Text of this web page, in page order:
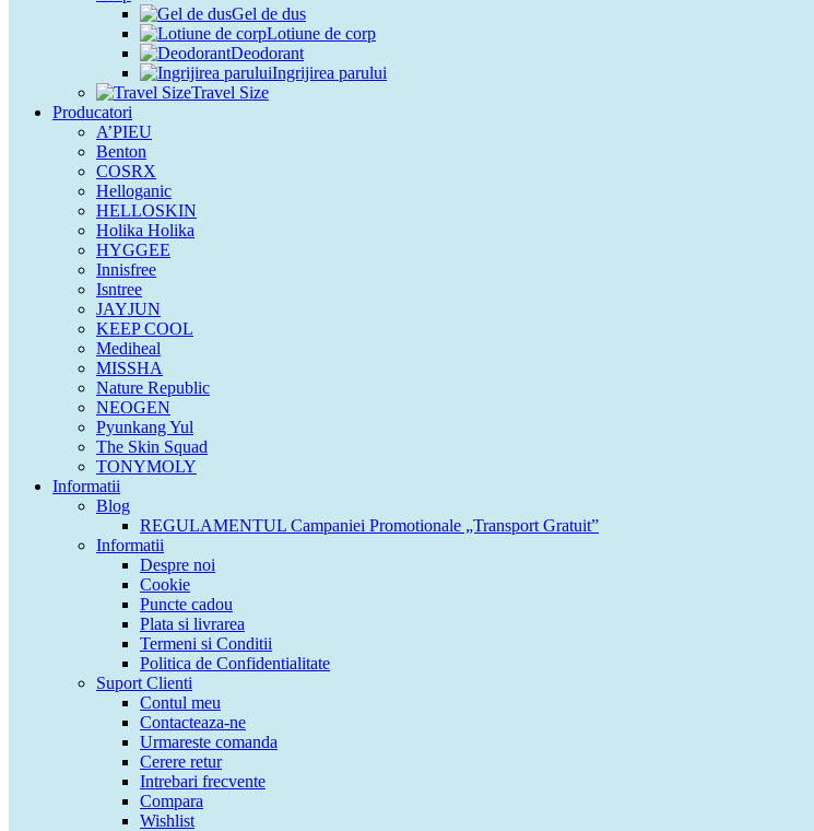
Gel de dus
Lotiune de corp
Deodorant
Ingrijirea parului
Travel Size
Producatori
A’PIEU
Benton
COSRX
Helloganic
HELLOSKIN
Holika Holika
HYGGEE
Innisfree
Isntree
JAYJUN
KEEP COOL
Mediheal
MISSHA
Nature Republic
NEOGEN
Pyunkang Yul
The Skin Squad
TONYMOLY
Informatii
Blog
REGULAMENTUL Campaniei Promotionale „Transport Gratuit”
Informatii
Despre noi
Cookie
Puncte cadou
Plata si livrarea
Termeni si Conditii
Politica de Confidentialitate
Suport Clienti
Contul meu
Contacteaza-ne
Urmareste comanda
Cerere retur
Intrebari frecvente
Compara
Wishlist